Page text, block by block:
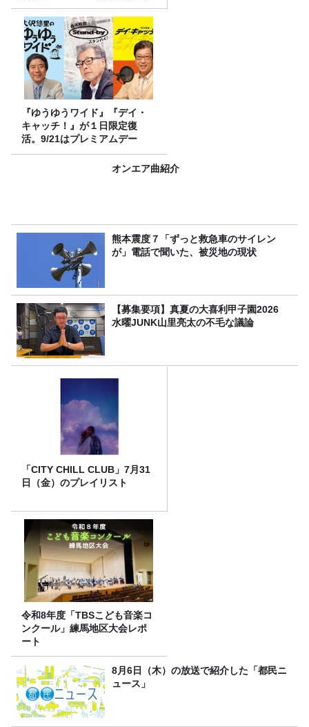
7/26(日)23時スタート！
『ゆうゆうワイド』『デイ・
キャッチ！』が１日限定復
活。9/21はプレミアムデー
オンエア曲紹介
熊本震度７「ずっと救急車のサイレン
が」電話で聞いた、被災地の現状
【募集要項】真夏の大喜利甲子園2026
水曜JUNK山里亮太の不毛な議論
「CITY CHILL CLUB」7月31
日（金）のプレイリスト
令和8年度「TBSこども音楽コ
ンクール」練馬地区大会レポ
ート
8月6日（木）の放送で紹介した「都民ニ
ュース」